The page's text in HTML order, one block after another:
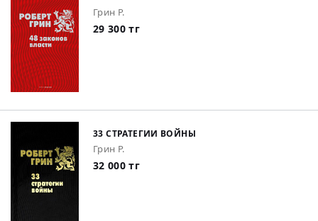
Грин Р.
29 300 тг
33 СТРАТЕГИИ ВОЙНЫ
Грин Р.
32 000 тг